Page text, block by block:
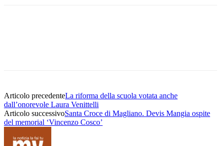
Articolo precedenteLa riforma della scuola votata anche
dall’onorevole Laura Venittelli
Articolo successivoSanta Croce di Magliano. Devis Mangia ospite
del memorial ‘Vincenzo Cosco’